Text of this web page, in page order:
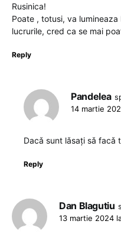
Rusinica!
Poate , totusi, va
lucrurile, cred ca se mai
Reply
Pandelea
14 martie
Dacǎ sunt lǎsați sǎ
Reply
Dan Blagutiu
13 martie 2024